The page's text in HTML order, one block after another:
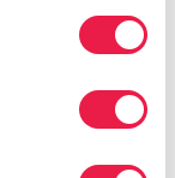
utstyr